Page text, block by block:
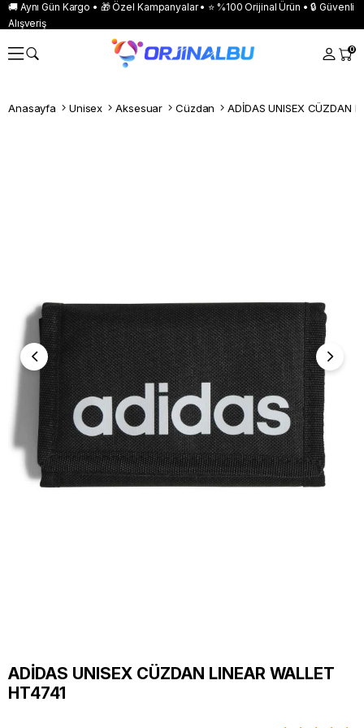
🚚 Aynı Gün Kargo • 🎁 Özel Kampanyalar • ⭐ %100 Orijinal Ürün • 🔒 Güvenli
Alışveriş
0
Anasayfa Unisex Aksesuar Cüzdan ADİDAS UNISEX CÜZDAN
ADİDAS UNISEX CÜZDAN LINEAR WALLET
HT4741